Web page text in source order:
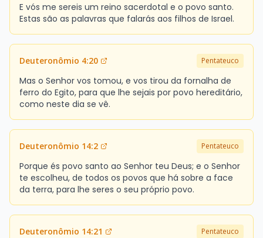
E vós me sereis um reino sacerdotal e o povo santo.
Estas são as palavras que falarás aos filhos de Israel.
Deuteronômio 4:20 Pentateuco
Mas o Senhor vos tomou, e vos tirou da fornalha de
ferro do Egito, para que lhe sejais por povo hereditário,
como neste dia se vê.
Deuteronômio 14:2 Pentateuco
Porque és povo santo ao Senhor teu Deus; e o Senhor
te escolheu, de todos os povos que há sobre a face
da terra, para lhe seres o seu próprio povo.
Deuteronômio 14:21 Pentateuco